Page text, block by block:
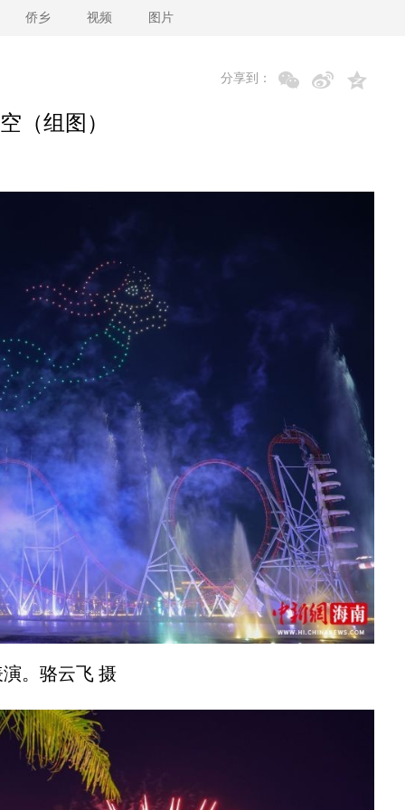
侨乡 视频 图片
分享到：
（组图）
。骆云飞 摄